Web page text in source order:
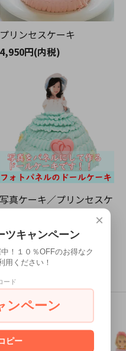
プリンセスケーキ
4,950円(内税)
写真ケーキ／プリンセスケ
ーキ【写真パネル付き】
5,400円(内税)
-4商品
×
ツキャンペーン
！１０％OFFのお得なク
用ください！
ード
ンペーン
ピー